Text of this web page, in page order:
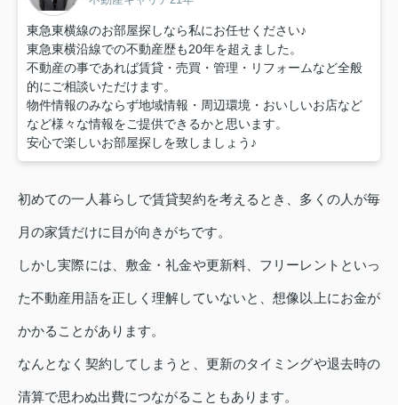
東急東横線のお部屋探しなら私にお任せください♪
東急東横沿線での不動産歴も20年を超えました。
不動産の事であれば賃貸・売買・管理・リフォームなど全般
的にご相談いただけます。
物件情報のみならず地域情報・周辺環境・おいしいお店など
など様々な情報をご提供できるかと思います。
安心で楽しいお部屋探しを致しましょう♪
初めての一人暮らしで賃貸契約を考えるとき、多くの人が毎
月の家賃だけに目が向きがちです。
しかし実際には、敷金・礼金や更新料、フリーレントといっ
た不動産用語を正しく理解していないと、想像以上にお金が
かかることがあります。
なんとなく契約してしまうと、更新のタイミングや退去時の
清算で思わぬ出費につながることもあります。